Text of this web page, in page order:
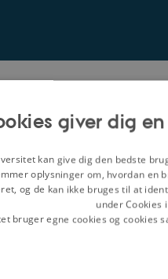
du vide mere? Om
giver dig
kan give dig den bedste
oplysninger om, hvordan en
og de kan ikke bruges til at
under Cookies
bruger egne cookies og cookies